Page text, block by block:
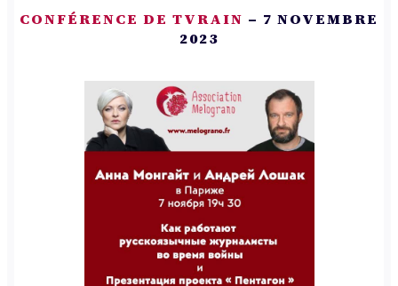
CONFÉRENCE DE TVRAIN – 7 NOVEMBRE
2023